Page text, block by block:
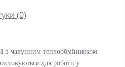
(0)
з чавунним теплообмінником
для роботи у